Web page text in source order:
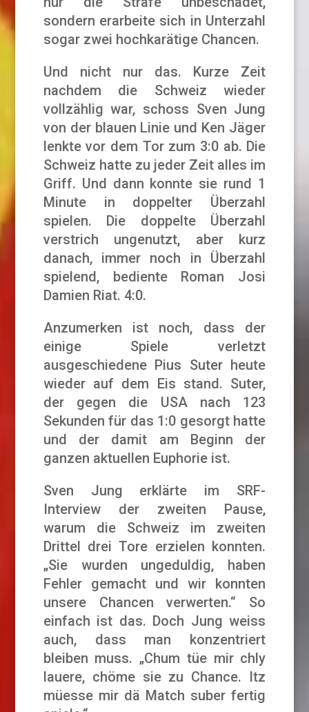
sondern erarbeite sich in Unterzahl
sogar zwei hochkarätige Chancen.
Und nicht nur das. Kurze Zeit
nachdem die Schweiz wieder
vollzählig war, schoss Sven Jung
von der blauen Linie und Ken Jäger
lenkte vor dem Tor zum 3:0 ab. Die
Schweiz hatte zu jeder Zeit alles im
Griff. Und dann konnte sie rund 1
Minute in doppelter Überzahl
spielen. Die doppelte Überzahl
verstrich ungenutzt, aber kurz
danach, immer noch in Überzahl
spielend, bediente Roman Josi
Damien Riat. 4:0.
Anzumerken ist noch, dass der
einige Spiele verletzt
ausgeschiedene Pius Suter heute
wieder auf dem Eis stand. Suter,
der gegen die USA nach 123
Sekunden für das 1:0 gesorgt hatte
und der damit am Beginn der
ganzen aktuellen Euphorie ist.
Sven Jung erklärte im SRF-
Interview der zweiten Pause,
warum die Schweiz im zweiten
Drittel drei Tore erzielen konnten.
„Sie wurden ungeduldig, haben
Fehler gemacht und wir konnten
unsere Chancen verwerten.“ So
einfach ist das. Doch Jung weiss
auch, dass man konzentriert
bleiben muss. „Chum tüe mir chly
lauere, chöme sie zu Chance. Itz
müesse mir dä Match suber fertig